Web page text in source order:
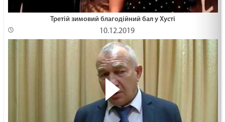
Третій зимовий благодійний бал у Хусті
10.12.2019